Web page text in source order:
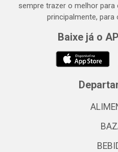
sempre trazer o melhor
principalmente,
Baixe já o